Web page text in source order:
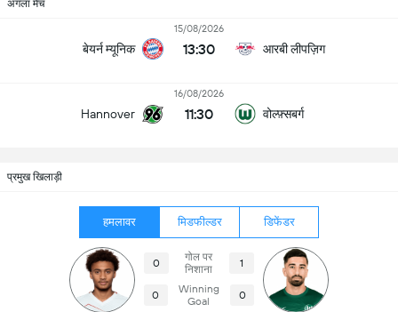
अगला मैच
बेयर्न म्यूनिक
15/08/2026
13:30 आरबी लीपज़िग
Hannover
16/08/2026
11:30 वोल्फ़्सबर्ग
प्रमुख खिलाड़ी
हमलावर मिडफील्डर डिफेंडर
0
गोल पर
निशाना
1
0
Winning
Goal
0